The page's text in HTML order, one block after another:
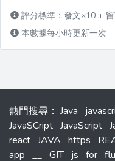
評分標準：發文×10 +
本數據每小時更新一次
熱門搜尋 ： Java
JavaSCript JavaScript
react JAVA https
app __ GIT js for